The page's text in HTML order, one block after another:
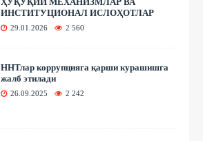
ИНСТИТУЦИОНАЛ ИСЛОҲОТЛАР
29.01.2026 2 560
ННТлар коррупцияга қарши курашишга
жалб этилади
26.09.2025 2 242